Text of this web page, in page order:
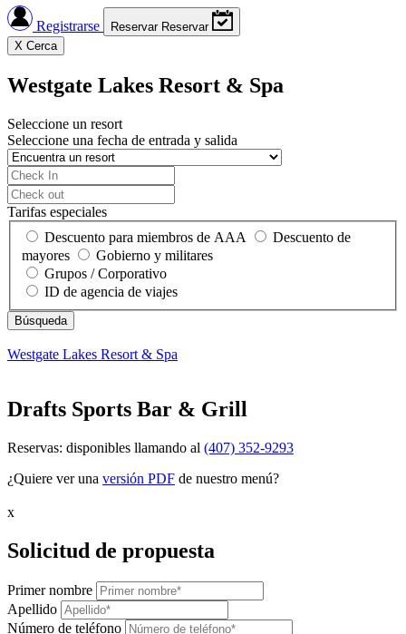
Registrarse Reservar Reservar
X Cerca
Westgate Lakes Resort & Spa
Seleccione un resort
Seleccione una fecha de entrada y salida
Tarifas especiales
Descuento para miembros de AAA
Descuento de
mayores
Gobierno y militares
Grupos / Corporativo
ID de agencia de viajes
Westgate Lakes Resort & Spa
Drafts Sports Bar & Grill
Reservas: disponibles llamando al (407) 352-9293
¿Quiere ver una versión PDF de nuestro menú?
x
Solicitud de propuesta
Primer nombre
Apellido
Número de teléfono